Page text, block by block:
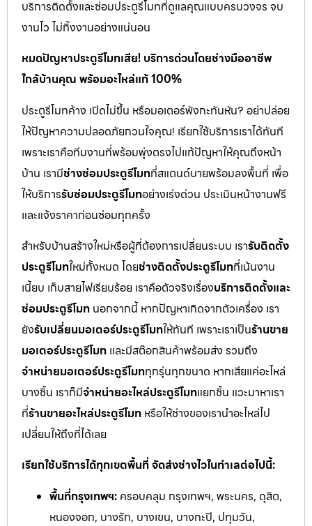
บริการติดตั้งและซ่อมประตูรีโมทที่ดูแลคุณแบบครบวงจร จบ
งานไว ไม่ทิ้งงานอย่างแน่นอน
หมดปัญหาประตูรีโมทเสีย! บริการด่วนโดยช่างมืออาชีพ
ใกล้บ้านคุณ พร้อมอะไหล่แท้ 100%
ประตูรีโมทค้าง เปิดไม่ขึ้น หรือมอเตอร์พังกะทันหัน? อย่าปล่อย
ให้ปัญหาความปลอดภัยกวนใจคุณ! เรียกใช้บริการเราได้ทันที
เพราะเราคือทีมงานที่พร้อมพุ่งตรงไปแก้ปัญหาให้คุณถึงหน้า
บ้าน เรามีช่างซ่อมประตูรีโมทที่สแตนด์บายพร้อมลงพื้นที่ เพื่อ
ให้บริการรับซ่อมประตูรีโมทอย่างเร่งด่วน ประเมินหน้างานฟรี
และแจ้งราคาก่อนซ่อมทุกครั้ง
สำหรับบ้านสร้างใหม่หรือผู้ที่ต้องการเปลี่ยนระบบ เรารับติดตั้ง
ประตูรีโมทใหม่ทั้งหมด โดยช่างติดตั้งประตูรีโมทที่เน้นงาน
เนี้ยบ เก็บสายไฟเรียบร้อย เราคือตัวจริงเรื่องบริการติดตั้งและ
ซ่อมประตูรีโมท นอกจากนี้ หากปัญหาเกิดจากตัวเครื่อง เรา
ยังรับเปลี่ยนมอเตอร์ประตูรีโมทให้ทันที เพราะเราเป็นร้านขาย
มอเตอร์ประตูรีโมท และมีสต๊อกสินค้าพร้อมส่ง รวมถึง
จำหน่ายมอเตอร์ประตูรีโมททุกรุ่นทุกขนาด หากเสียแค่อะไหล่
บางชิ้น เราก็มีจำหน่ายอะไหล่ประตูรีโมทแยกชิ้น แวะมาหาเรา
ที่ร้านขายอะไหล่ประตูรีโมท หรือให้ช่างของเรานำอะไหล่ไป
เปลี่ยนให้ถึงที่ได้เลย
เรียกใช้บริการได้ทุกเขตพื้นที่ จัดส่งช่างไวในทำเลต่อไปนี้:
พื้นที่กรุงเทพฯ: ครอบคลุม กรุงเทพฯ, พระนคร, ดุสิต,
หนองจอก, บางรัก, บางเขน, บางกะปิ, ปทุมวัน,